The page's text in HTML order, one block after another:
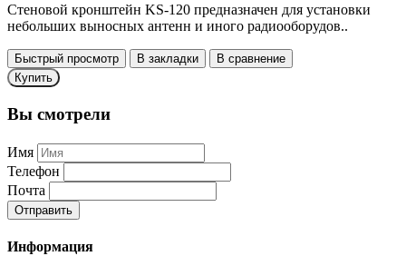
Стеновой кронштейн KS-120 предназначен для установки
небольших выносных антенн и иного радиооборудов..
Быстрый просмотр В закладки
В сравнение
Купить
Вы смотрели
Имя
Телефон
Почта
Отправить
Информация